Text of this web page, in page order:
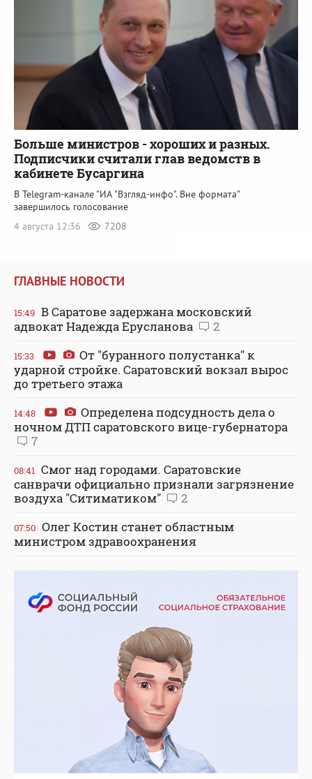
Больше министров - хороших и разных.
Подписчики считали глав ведомств в
кабинете Бусаргина
В Telegram-канале "ИА "Взгляд-инфо". Вне формата"
завершилось голосование
4 августа 12:36
7208
ГЛАВНЫЕ НОВОСТИ
15:49 В Саратове задержана московский
адвокат Надежда Ерусланова
2
15:33
От "буранного полустанка" к
ударной стройке. Саратовский вокзал вырос
до третьего этажа
14:48
Определена подсудность дела о
ночном ДТП саратовского вице-губернатора
7
08:41 Смог над городами. Саратовские
санврачи официально признали загрязнение
воздуха "Ситиматиком"
2
07:50 Олег Костин станет областным
министром здравоохранения